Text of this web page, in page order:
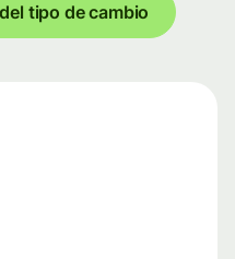
tipo de cambio